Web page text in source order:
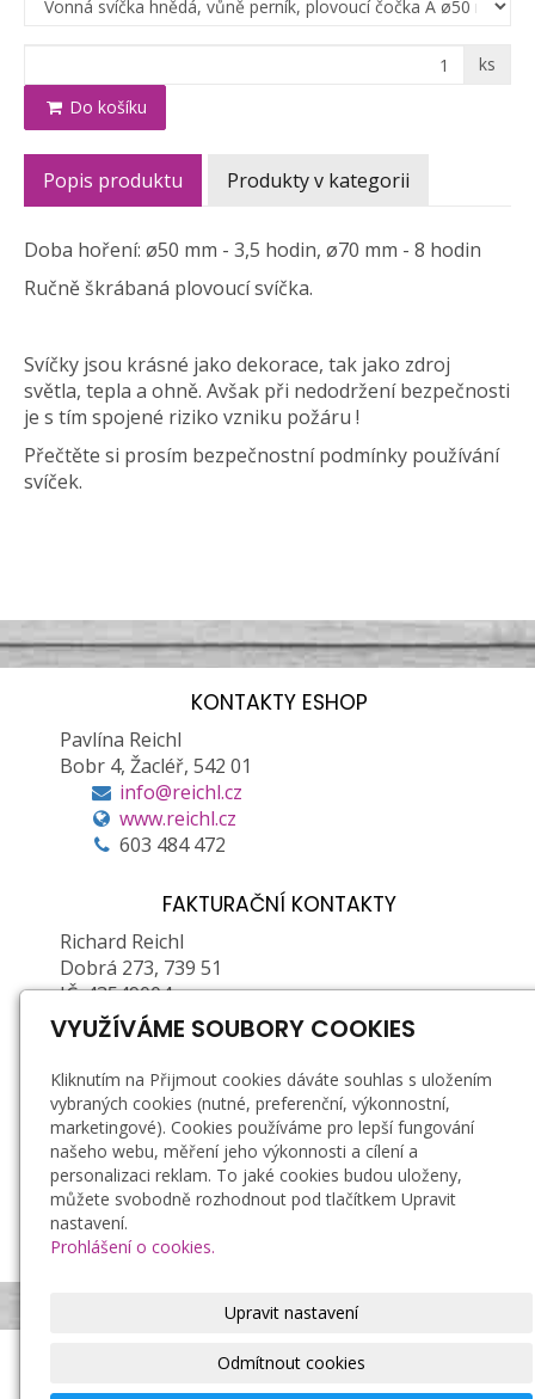
ks
Do košíku
Popis produktu Produkty v kategorii
Doba hoření: ø50 mm - 3,5 hodin, ø70 mm - 8 hodin
Ručně škrábaná plovoucí svíčka.
Svíčky jsou krásné jako dekorace, tak jako zdroj
světla, tepla a ohně. Avšak při nedodržení bezpečnosti
je s tím spojené riziko vzniku požáru !
Přečtěte si prosím bezpečnostní podmínky používání
svíček.
KONTAKTY ESHOP
Pavlína Reichl
Bobr 4, Žacléř, 542 01
info@reichl.cz
www.reichl.cz
603 484 472
FAKTURAČNÍ KONTAKTY
Richard Reichl
Dobrá 273, 739 51
IČ: 43549004
DIČ: CZ6603261907 (plátce DPH)
Zapsán u Obecního ŽÚ MÚ ve Frýdku-Místku, č.
j.: 01/2/21878P/36623/5, e. č.: 380202-71376-00
Doprava a platba
Záruka a reklamace
Obchodní podmínky
Zásady zpracování osobních údajů
Bezpečnostní podmínky používání svíček
VYUŽÍVÁME SOUBORY COOKIES
Kliknutím na Přijmout cookies dáváte souhlas s uložením
vybraných cookies (nutné, preferenční, výkonnostní,
marketingové). Cookies používáme pro lepší fungování
našeho webu, měření jeho výkonnosti a cílení a
personalizaci reklam. To jaké cookies budou uloženy,
můžete svobodně rozhodnout pod tlačítkem Upravit
nastavení.
Prohlášení o cookies.
Upravit nastavení
Odmítnout cookies
Richard Reichl, ruční výroba svíček© 2021
Compel s.r.o.© 2021Mapa webu